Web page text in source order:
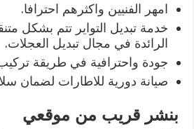
امهر الفنيين واكثرهم احترافا.
خدمة تبديل التواير تتم بشكل
الرائدة في مجال تبديل العجلات.
جودة واحترافية في طريقة تركيب
صيانة دورية للاطارات لضمان
بنشر قريب من موقعي